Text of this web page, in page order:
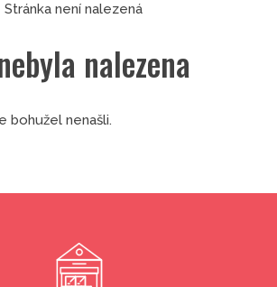
Stránka není nalezená
nalezena
bohužel nenašli.